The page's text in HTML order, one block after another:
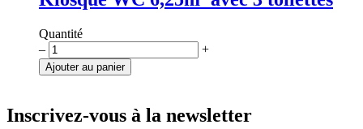
Quantité
quantité
de
Kiosque
6,25m²
avec
– +
Ajouter au panier
Inscrivez-vous à la newsletter